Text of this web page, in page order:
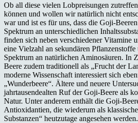
Ob all diese vielen Lobpreisungen
können und wollen wir natürlich nicht
war und ist es für uns, dass die Goji-
Spektrum an unterschiedlichen
finden sich neben verschiedener Vitamine
eine Vielzahl an sekundären Pflanzenstoffe
Spektrum an natürlichen Aminosäuren. In
Beere zudem traditionell als „Frucht der
moderne Wissenschaft interessiert sich
„Wunderbeere“. Ältere und neuere
jahrtausendealten Ruf der Goji-Beere als
Natur. Unter anderem enthält die Goji-
Antioxidantien, die wiederum als
Substanzen“ heutzutage angesehen werden.